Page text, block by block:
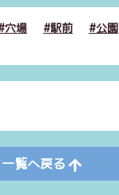
穴場 駅前 公園
一覧へ戻る